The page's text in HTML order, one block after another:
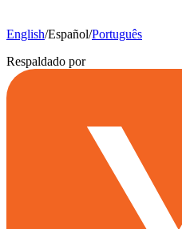
English/Español/Português
Respaldado por